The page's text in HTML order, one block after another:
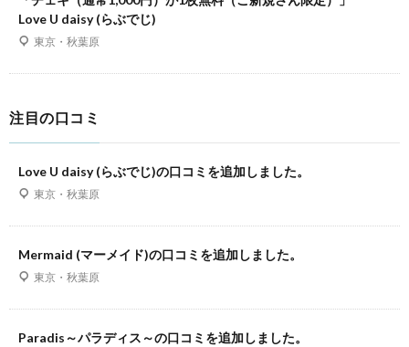
Love U daisy (らぶでじ)
東京・秋葉原
注目の口コミ
Love U daisy (らぶでじ)の口コミを追加しました。
東京・秋葉原
Mermaid (マーメイド)の口コミを追加しました。
東京・秋葉原
Paradis～パラディス～の口コミを追加しました。